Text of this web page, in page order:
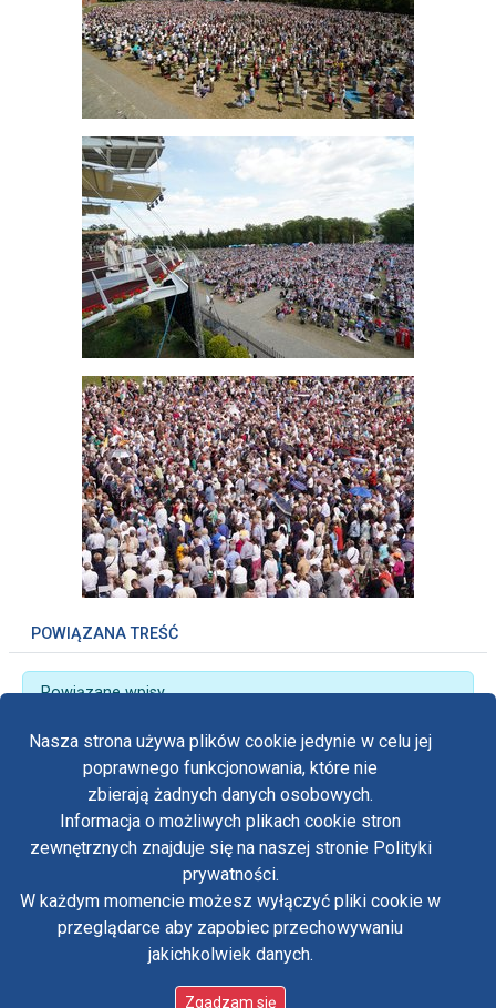
Nasza strona używa plików cookie jedynie w celu jej
poprawnego funkcjonowania, które nie
zbierają żadnych danych osobowych.
Informacja o możliwych plikach cookie stron
zewnętrznych znajduje się na naszej stronie Polityki
prywatności.
W każdym momencie możesz wyłączyć pliki cookie w
przeglądarce aby zapobiec przechowywaniu
jakichkolwiek danych.
Zgadzam się
POWIĄZANA TREŚĆ
Powiązane wpisy
Uroczystość Matki Bożej Częstochowskiej
Copyright © Biuro Prasowe Jasnej Góry 2026
Polityka prywatności
Oświadczenie o dostępności
Standardy ochrony małoletnich w klasztorze OO.
Paulinów na Jasnej Górze